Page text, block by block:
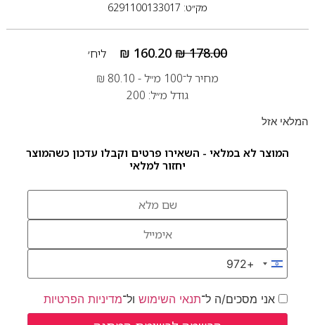
מק״ט: 6291100133017
₪178.00
₪ 160.20
ליח׳
מחיר ל־100 מ״ל -
₪ 80.10
גודל מ״ל: 200
המלאי אזל
המוצר לא במלאי - השאירו פרטים וקבלו עדכון כשהמוצר
יחזור למלאי
Israel +972
+972
אני מסכים/ה ל־תנאי השימושול־מדיניות הפרטיות